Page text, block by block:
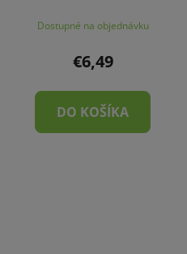
Dostupné na objednávku
€6,49
DO KOŠÍKA